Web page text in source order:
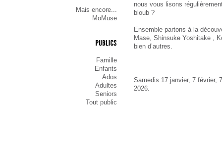
Mais encore...
MoMuse
Famille
Enfants
Ados
Adultes
Seniors
Tout public
nous vous lisons
bloub ?
Ensemble partons à la
Mase, Shinsuke Yoshitake ,
bien d’autres.
Samedis 17 janvier, 7 février,
2026.